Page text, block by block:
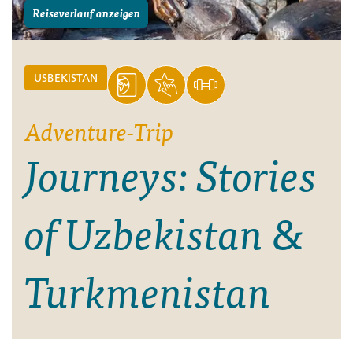
Reiseverlauf anzeigen
USBEKISTAN
Adventure-Trip
Journeys: Stories
of Uzbekistan &
Turkmenistan